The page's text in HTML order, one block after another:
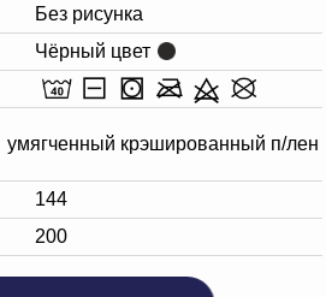
Без рисунка
Чёрный цвет
умягченный крэшированный п/лен
144
200